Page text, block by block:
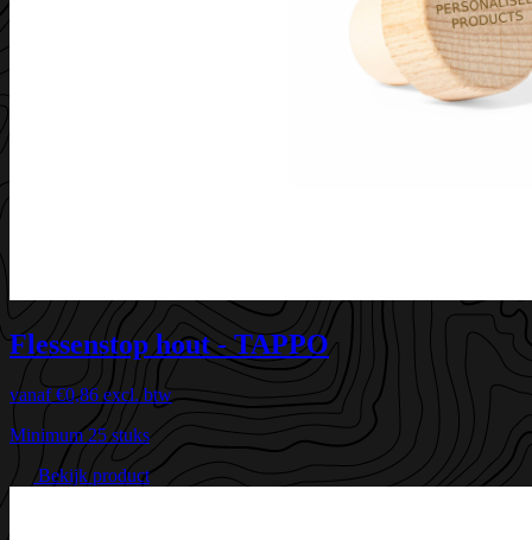
Flessenstop hout - TAPPO
vanaf€0,86 excl. btw
Minimum 25 stuks
Bekijk product